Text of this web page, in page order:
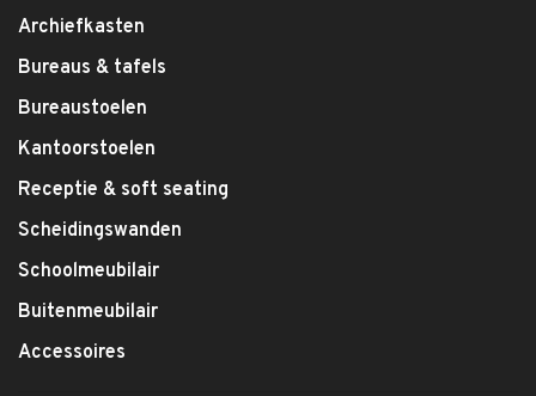
Archiefkasten
Bureaus & tafels
Bureaustoelen
Kantoorstoelen
Receptie & soft seating
Scheidingswanden
Schoolmeubilair
Buitenmeubilair
Accessoires